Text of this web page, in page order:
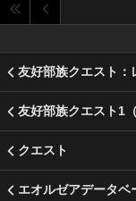
友好部族クエスト：
友好部族クエスト1
クエスト
エオルゼアデータベ